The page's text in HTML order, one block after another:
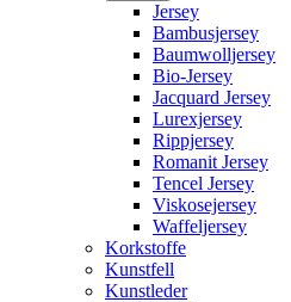
Jersey
Bambusjersey
Baumwolljersey
Bio-Jersey
Jacquard Jersey
Lurexjersey
Rippjersey
Romanit Jersey
Tencel Jersey
Viskosejersey
Waffeljersey
Korkstoffe
Kunstfell
Kunstleder